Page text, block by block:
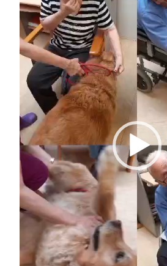
Blog